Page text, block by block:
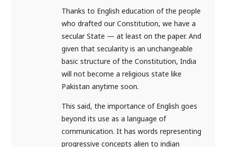
Thanks to English education of the people
who drafted our Constitution, we have a
secular State — at least on the paper. And
given that secularity is an unchangeable
basic structure of the Constitution, India
will not become a religious state like
Pakistan anytime soon.
This said, the importance of English goes
beyond its use as a language of
communication. It has words representing
progressive concepts alien to indian